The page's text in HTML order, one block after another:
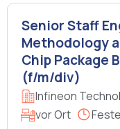
Senior Staff
Methodology
Chip Package
(f/m/div)
Infineon
vor Ort